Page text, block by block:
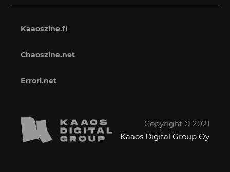
Kaaoszine.fi
Chaoszine.net
Errori.net
Copyright © 2021
Kaaos Digital Group Oy